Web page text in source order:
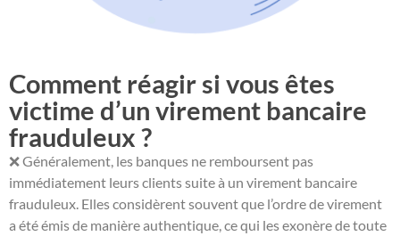
Comment réagir si vous êtes
victime d’un virement bancaire
frauduleux ?
❌ Généralement, les banques ne remboursent pas
immédiatement leurs clients suite à un virement bancaire
frauduleux. Elles considèrent souvent que l’ordre de virement
a été émis de manière authentique, ce qui les exonère de toute